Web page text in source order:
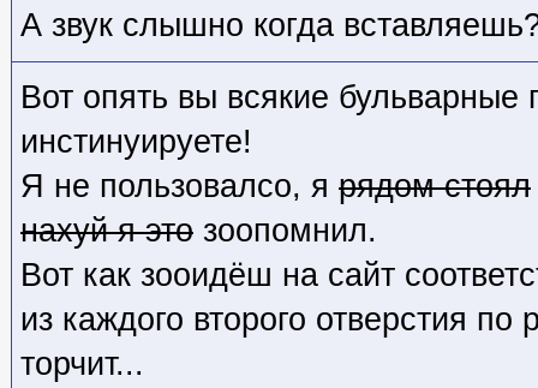
А звук слышно когда
Вот опять вы всякие бульварные
инстинуируете!
Я не пользовалсо, я рядом стоял
нахуй я это зоопомнил.
Вот как зооидёш на сайт
из каждого второго отверстия по
торчит...